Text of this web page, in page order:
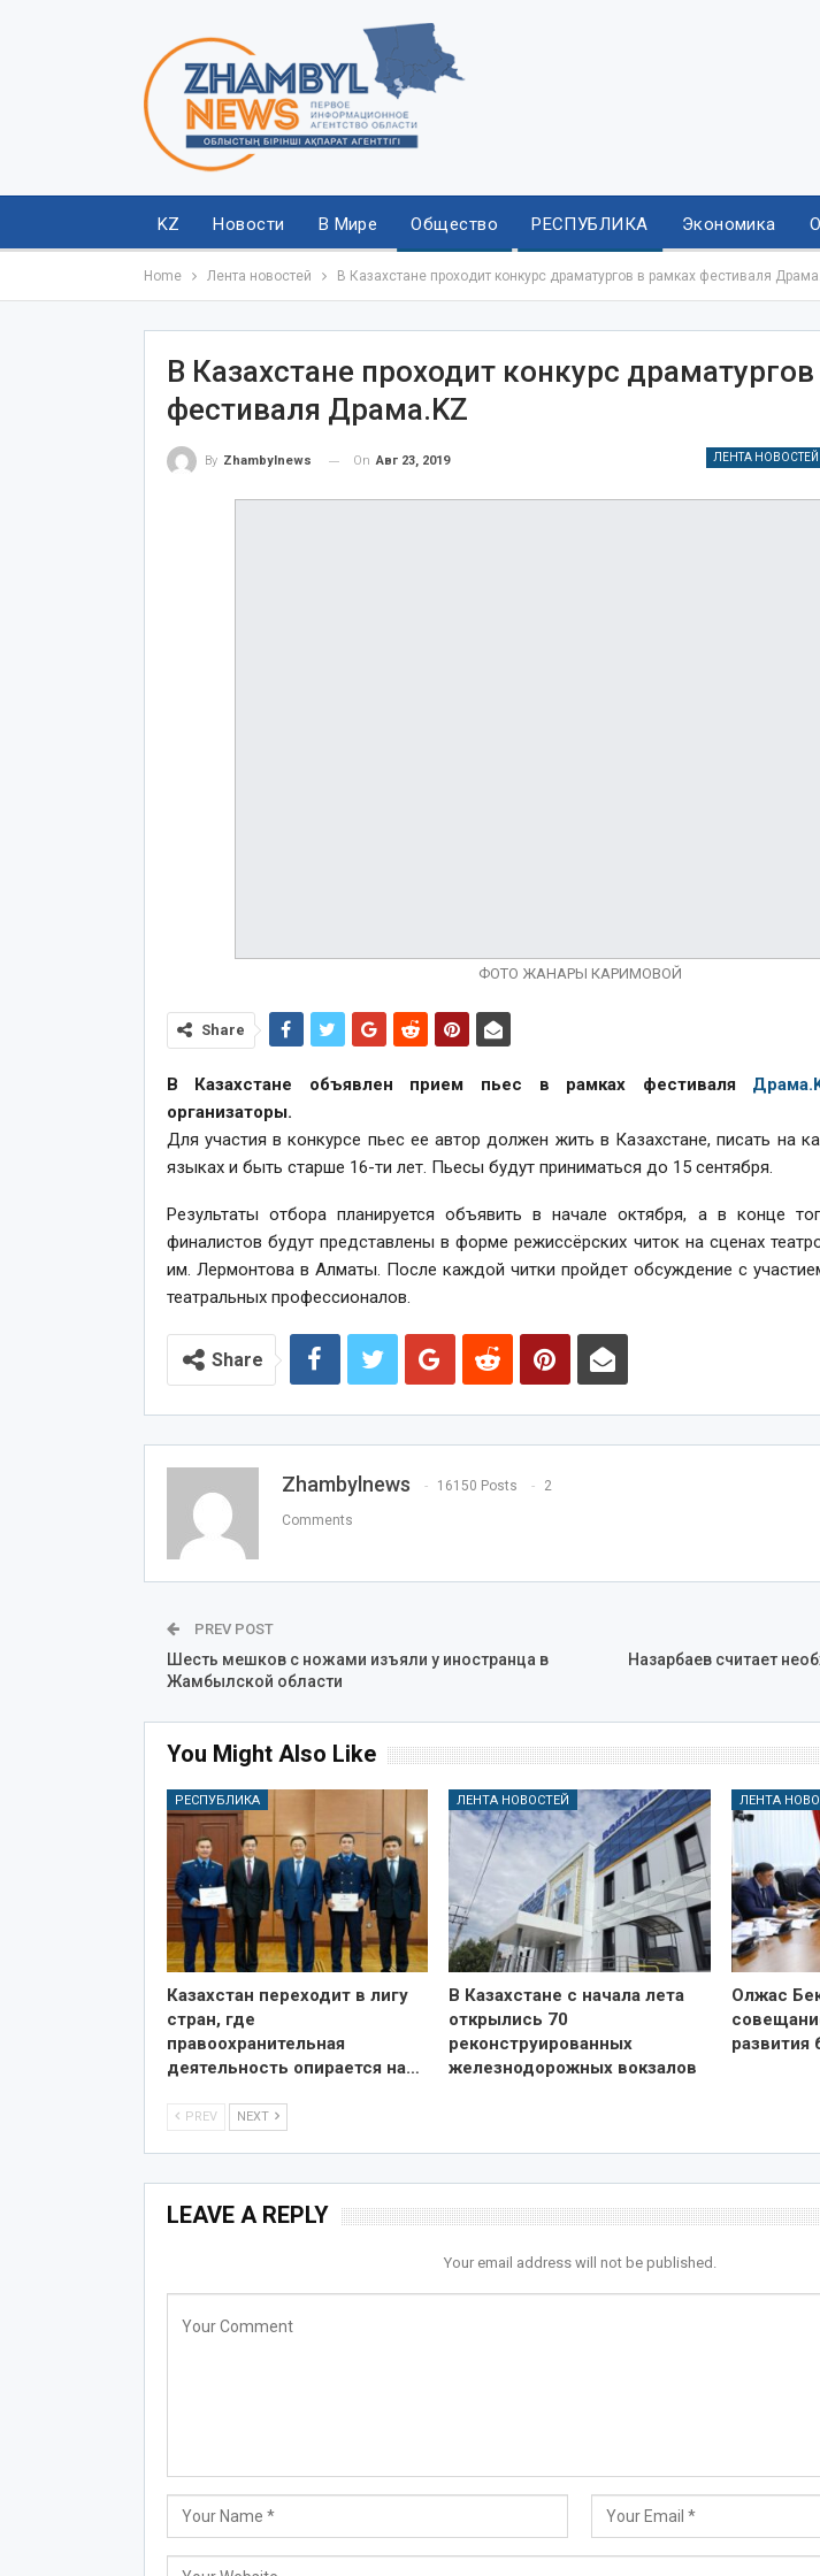
KZ Новости В Мире Общество РЕСПУБЛИКА Экономика
Home Лента новостей В Казахстане проходит конкурс драматургов в рамках фестиваля
В Казахстане проходит конкурс
фестиваля Драма.KZ
ЛЕНТА НОВОСТЕЙ
By Zhambylnews On Авг 23, 2019
ФОТО ЖАНАРЫ КАРИМОВОЙ
Share
В Казахстане объявлен прием пьес в рамках фестиваля
организаторы.
Для участия в конкурсе пьес ее автор должен жить в Казахстане, писать на
языках и быть старше 16-ти лет. Пьесы будут приниматься до 15 сентября.
Результаты отбора планируется объявить в начале октября, а в конце
финалистов будут представлены в форме режиссёрских читок на сценах
им. Лермонтова в Алматы. После каждой читки пройдет обсуждение с
театральных профессионалов.
Share
Zhambylnews 16150 Posts 2
Comments
PREV POST
Шесть мешков с ножами изъяли у иностранца в
Жамбылской области
Назарбаев считает
You Might Also Like
РЕСПУБЛИКА
Казахстан переходит в лигу
стран, где
правоохранительная
деятельность опирается на…
ЛЕНТА НОВОСТЕЙ
В Казахстане с начала лета
открылись 70
реконструированных
железнодорожных вокзалов
ЛЕНТА
Олжас
развития
PREV NEXT
LEAVE A REPLY
Your email address will not be published.